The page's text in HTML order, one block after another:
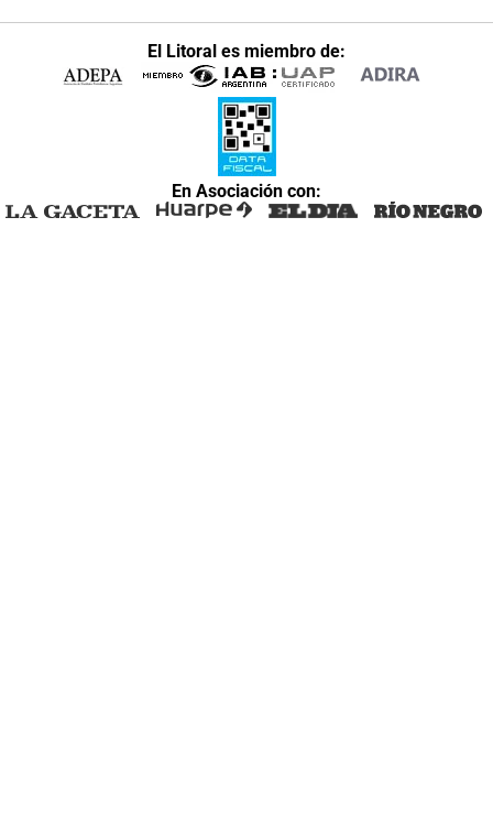
El Litoral es miembro de:
En Asociación con: